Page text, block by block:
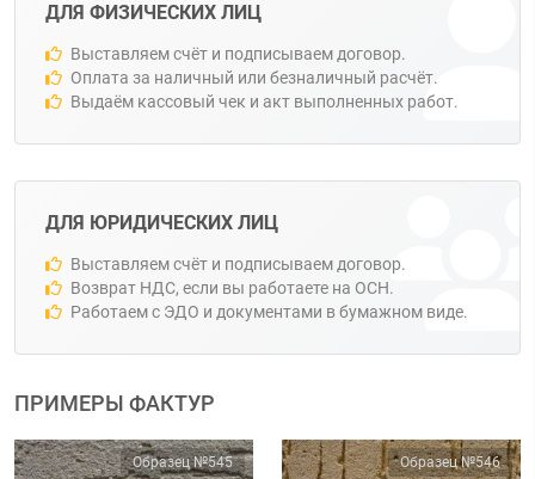
ДЛЯ ФИЗИЧЕСКИХ ЛИЦ
Выставляем счёт и подписываем договор.
Оплата за наличный или безналичный расчёт.
Выдаём кассовый чек и акт выполненных работ.
ДЛЯ ЮРИДИЧЕСКИХ ЛИЦ
Выставляем счёт и подписываем договор.
Возврат НДС, если вы работаете на ОСН.
Работаем с ЭДО и документами в бумажном виде.
ПРИМЕРЫ ФАКТУР
Образец №545 Образец №546